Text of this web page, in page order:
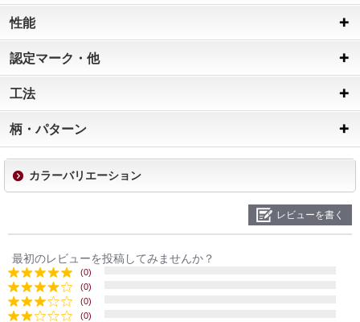
性能
認定マーク・他
工法
柄・パターン
カラーバリエーション
レビューを書く
最初のレビューを投稿してみませんか？
(0)
(0)
(0)
(0)